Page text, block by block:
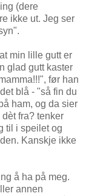
(dere
ikke ut. Jeg ser
min lille gutt er
glad gutt kaster
før han
blå - "så fin du
ham, og da sier
fra? tenker
til i speilet og
Kanskje ikke
å ha på meg.
annen